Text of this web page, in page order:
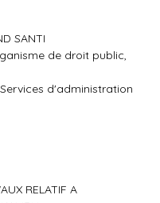
SANTI
de droit public,
d'administration
RELATIF A